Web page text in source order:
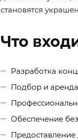
становятся
Что
Разработка
Подбор и
Обеспечение